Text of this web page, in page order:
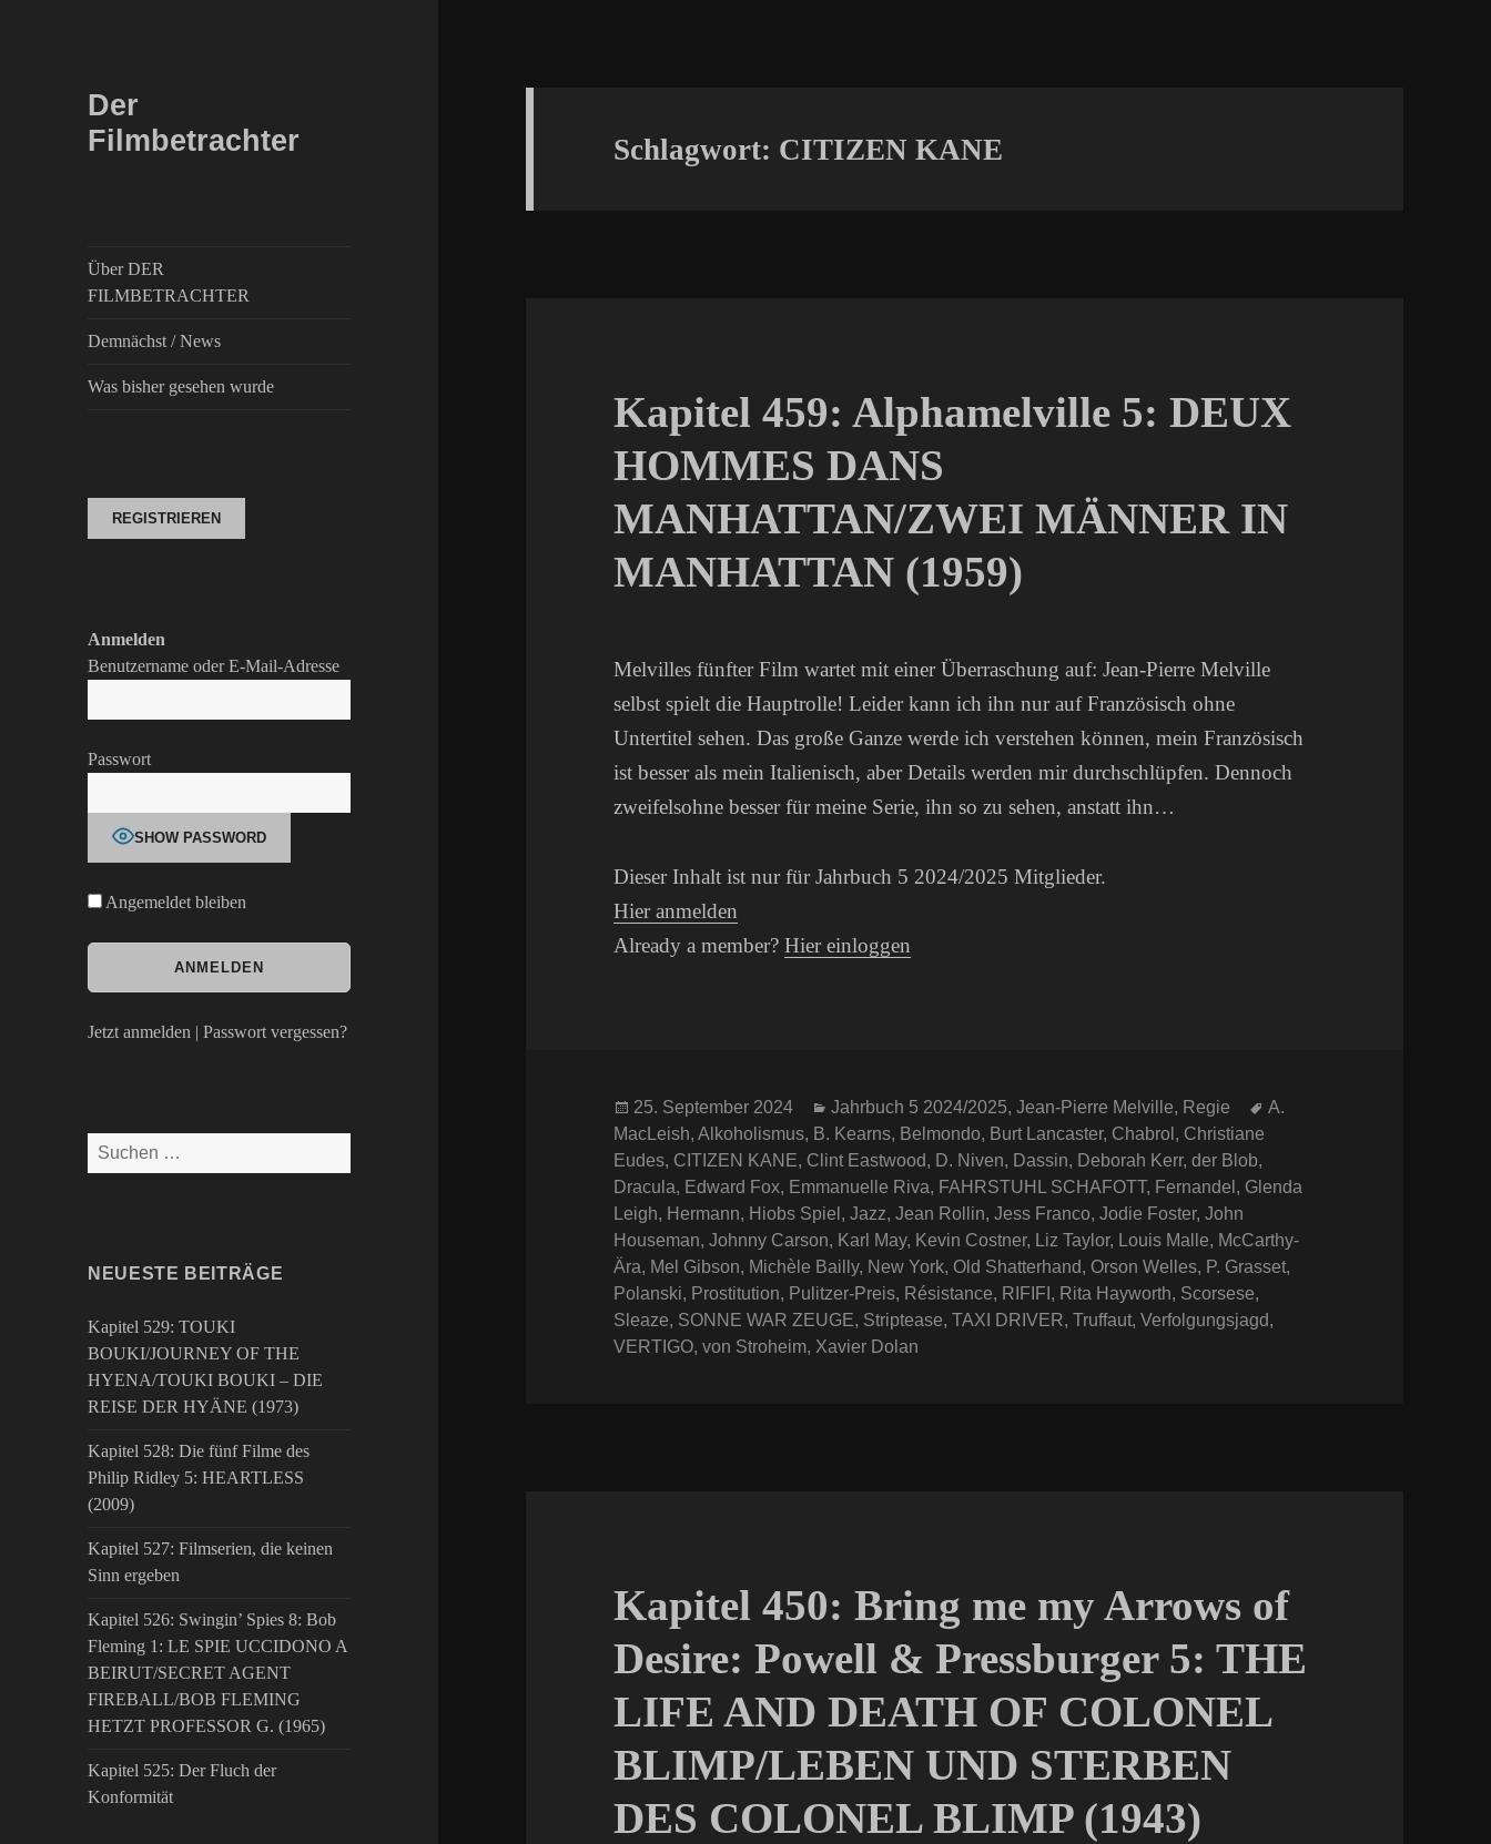
Der
Filmbetrachter
Über DER
FILMBETRACHTER
Demnächst / News
Was bisher gesehen wurde
Anmelden
Benutzername oder E-Mail-Adresse
Passwort
SHOW PASSWORD
Angemeldet bleiben
Jetzt anmelden |Passwort vergessen?
Suchen
nach:
NEUESTE BEITRÄGE
Kapitel 529: TOUKI
BOUKI/JOURNEY OF THE
HYENA/TOUKI BOUKI – DIE
REISE DER HYÄNE (1973)
Kapitel 528: Die fünf Filme des
Philip Ridley 5: HEARTLESS
(2009)
Kapitel 527: Filmserien, die keinen
Sinn ergeben
Kapitel 526: Swingin’ Spies 8: Bob
Fleming 1: LE SPIE UCCIDONO A
BEIRUT/SECRET AGENT
FIREBALL/BOB FLEMING
HETZT PROFESSOR G. (1965)
Kapitel 525: Der Fluch der
Konformität
Schlagwort: CITIZEN KANE
Kapitel 459: Alphamelville 5: DEUX
HOMMES DANS
MANHATTAN/ZWEI MÄNNER IN
MANHATTAN (1959)
Melvilles fünfter Film wartet mit einer Überraschung auf: Jean-Pierre Melville
selbst spielt die Hauptrolle! Leider kann ich ihn nur auf Französisch ohne
Untertitel sehen. Das große Ganze werde ich verstehen können, mein Französisch
ist besser als mein Italienisch, aber Details werden mir durchschlüpfen. Dennoch
zweifelsohne besser für meine Serie, ihn so zu sehen, anstatt ihn…
Dieser Inhalt ist nur für Jahrbuch 5 2024/2025 Mitglieder.
Hier anmelden
Already a member?Hier einloggen
Veröffentlicht
am
25. September 2024 Kategorien
Jahrbuch 5 2024/2025,Jean-Pierre Melville, Regie Schlagwörter
A.
MacLeish,Alkoholismus, B. Kearns, Belmondo, Burt Lancaster, Chabrol , Christiane
Eudes, CITIZEN KANE, Clint Eastwood, D. Niven, Dassin, Deborah Kerr,der Blob,
Dracula, Edward Fox, Emmanuelle Riva, FAHRSTUHL SCHAFOTT, Fernandel , Glenda
Leigh, Hermann, Hiobs Spiel ,Jazz,Jean Rollin,Jess Franco,Jodie Foster,John
Houseman,Johnny Carson, Karl May, Kevin Costner, Liz Taylor, Louis Malle, McCarthy-
Ära, Mel Gibson, Michèle Bailly, New York, Old Shatterhand, Orson Welles, P. Grasset,
Polanski, Prostitution, Pulitzer-Preis, Résistance, RIFIFI , Rita Hayworth, Scorsese,
Sleaze, SONNE WAR ZEUGE, Striptease,TAXI DRIVER,Truffaut,Verfolgungsjagd,
VERTIGO,von Stroheim, Xavier Dolan
Kapitel 450: Bring me my Arrows of
Desire: Powell & Pressburger 5: THE
LIFE AND DEATH OF COLONEL
BLIMP/LEBEN UND STERBEN
DES COLONEL BLIMP (1943)